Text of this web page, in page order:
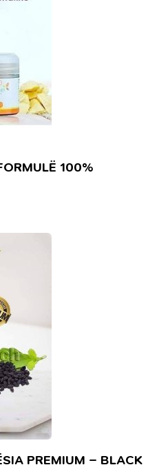
100%
PREMIUM – BLACK